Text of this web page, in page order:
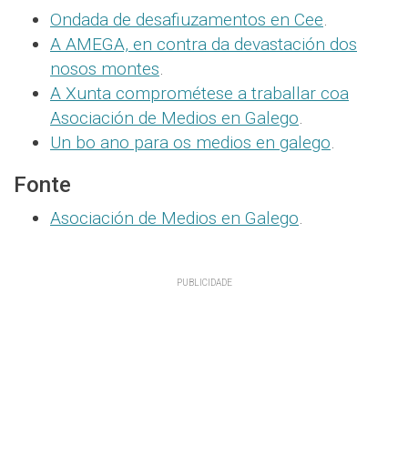
Ondada de desafiuzamentos en Cee.
A AMEGA, en contra da devastación dos
nosos montes.
A Xunta comprométese a traballar coa
Asociación de Medios en Galego.
Un bo ano para os medios en galego.
Fonte
Asociación de Medios en Galego.